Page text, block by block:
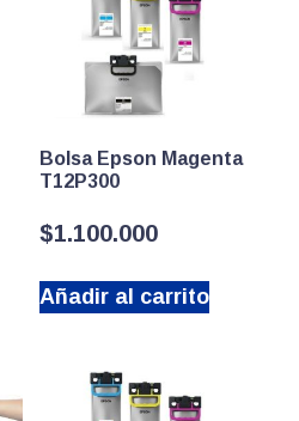
Bolsa Epson Magenta
T12P300
$1.100.000
Añadir al carrito